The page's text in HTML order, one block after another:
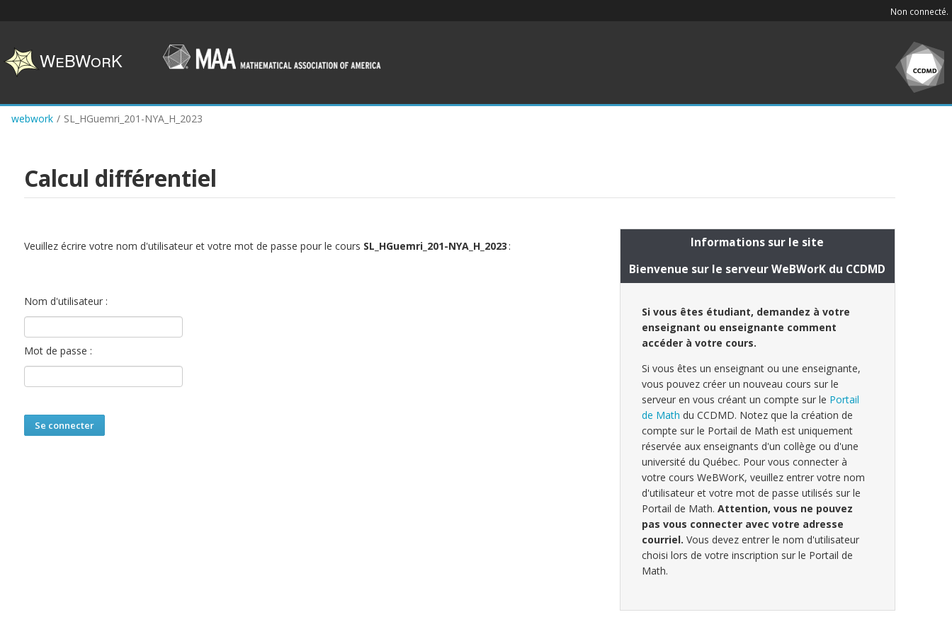
content
Non connecté.
webwork / SL_HGuemri_201-NYA_H_2023
Calcul différentiel
Veuillez écrire votre nom d'utilisateur et votre mot de passe pour le cours SL_HGuemri_201-NYA_H_2023 :
Nom d'utilisateur :
Mot de passe :
Informations sur le site
Bienvenue sur le serveur WeBWorK du CCDMD
Si vous êtes étudiant, demandez à votre
enseignant ou enseignante comment
accéder à votre cours.
Si vous êtes un enseignant ou une enseignante,
vous pouvez créer un nouveau cours sur le
serveur en vous créant un compte sur le Portail
de Math du CCDMD. Notez que la création de
compte sur le Portail de Math est uniquement
réservée aux enseignants d'un collège ou d'une
université du Québec. Pour vous connecter à
votre cours WeBWorK, veuillez entrer votre nom
d'utilisateur et votre mot de passe utilisés sur le
Portail de Math. Attention, vous ne pouvez
pas vous connecter avec votre adresse
courriel. Vous devez entrer le nom d'utilisateur
choisi lors de votre inscription sur le Portail de
Math.